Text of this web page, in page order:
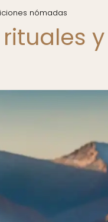
nómadas
y